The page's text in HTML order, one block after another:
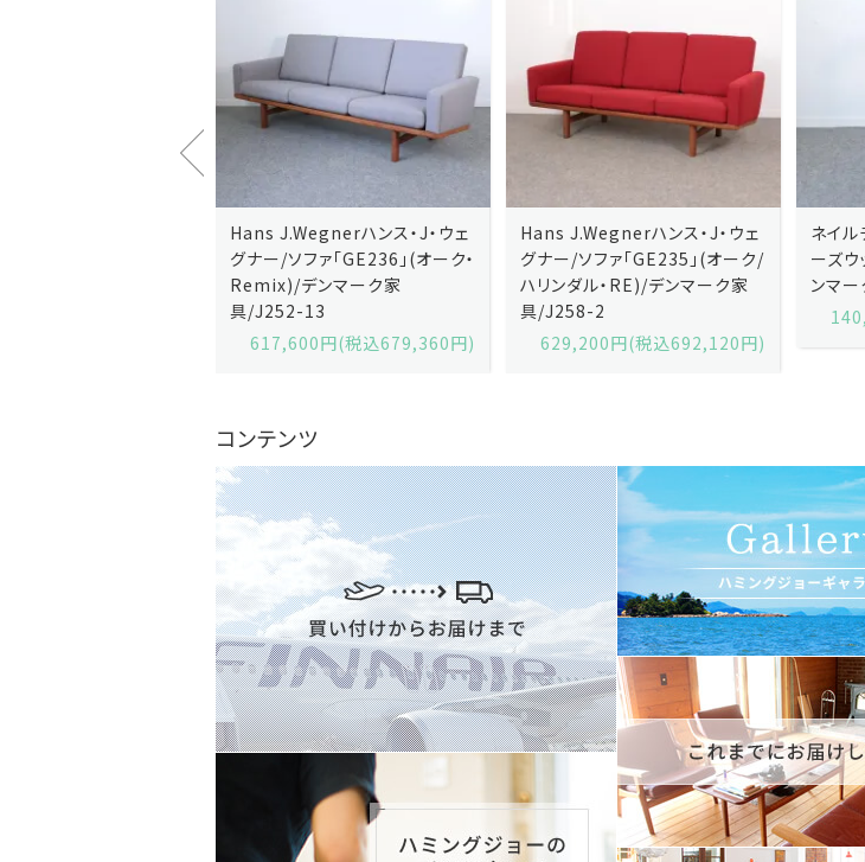
Hans J.Wegnerハンス・J・ウェ
グナー/ソファ「GE235」(オーク/
ハリンダル・RE)/デンマーク家
具/J258-2
629,200円(税込692,120円)
ネイルチェアー「model32」（ロ
ーズウッド/Hallingdal・YE）/デ
ンマーク家具/K252-43a
140,400円(税込154,440円)
ネイル
ーズ
ンマ
コンテンツ